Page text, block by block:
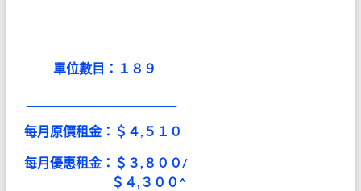
單位數目：１８９
每月原價租金：＄４,５ １ ０
每月優惠租金：＄３,８００/
＄４,３００^